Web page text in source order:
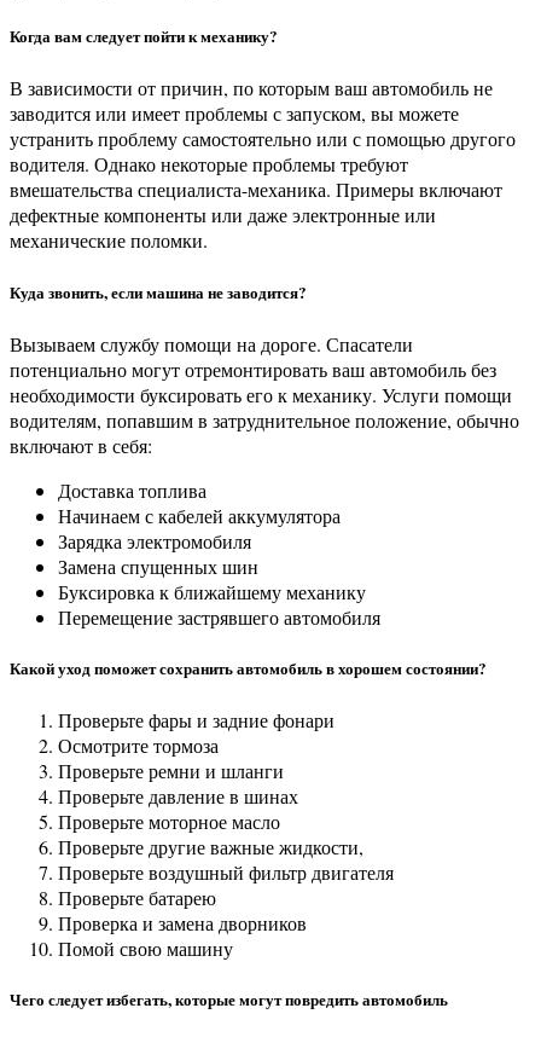
Когда вам следует пойти к механику?
В зависимости от причин, по которым ваш автомобиль не
заводится или имеет проблемы с запуском, вы можете
устранить проблему самостоятельно или с помощью другого
водителя. Однако некоторые проблемы требуют
вмешательства специалиста-механика. Примеры включают
дефектные компоненты или даже электронные или
механические поломки.
Куда звонить, если машина не заводится?
Вызываем службу помощи на дороге. Спасатели
потенциально могут отремонтировать ваш автомобиль без
необходимости буксировать его к механику. Услуги помощи
водителям, попавшим в затруднительное положение, обычно
включают в себя:
Доставка топлива
Начинаем с кабелей аккумулятора
Зарядка электромобиля
Замена спущенных шин
Буксировка к ближайшему механику
Перемещение застрявшего автомобиля
Какой уход поможет сохранить автомобиль в хорошем состоянии?
Проверьте фары и задние фонари
Осмотрите тормоза
Проверьте ремни и шланги
Проверьте давление в шинах
Проверьте моторное масло
Проверьте другие важные жидкости,
Проверьте воздушный фильтр двигателя
Проверьте батарею
Проверка и замена дворников
Помой свою машину
Чего следует избегать, которые могут повредить автомобиль